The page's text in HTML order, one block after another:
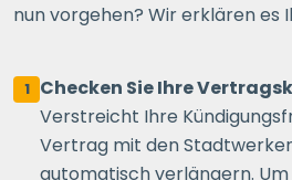
nun vorgehen? Wir erklären es
1
Checken Sie Ihre
Verstreicht Ihre
Vertrag mit den
automatisch verlängern.